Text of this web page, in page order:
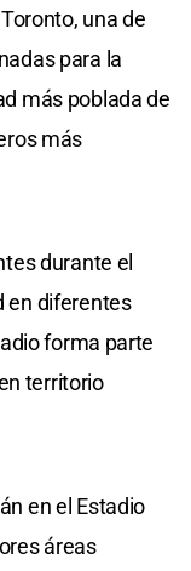
una de
para la
más poblada de
más
durante el
en diferentes
forma parte
territorio
en el Estadio
áreas